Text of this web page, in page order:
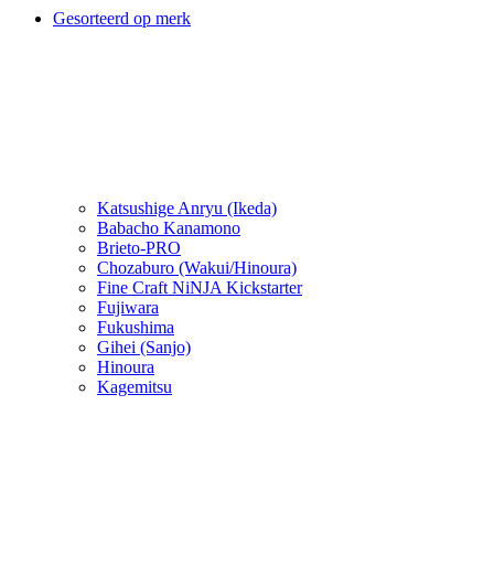
Gesorteerd op merk
Katsushige Anryu (Ikeda)
Babacho Kanamono
Brieto-PRO
Chozaburo (Wakui/Hinoura)
Fine Craft NiNJA Kickstarter
Fujiwara
Fukushima
Gihei (Sanjo)
Hinoura
Kagemitsu